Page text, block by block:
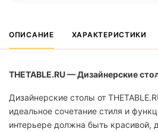
ОПИСАНИЕ ХАРАКТЕРИСТИКИ
THETABLE.RU — Дизайнерские
Дизайнерские столы от
идеальное сочетание стиля и
интерьере должна быть красивой,